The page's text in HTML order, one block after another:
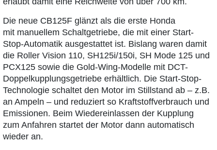
Die neue CB125F glänzt als die erste Honda
mit manuellem Schaltgetriebe, die mit einer Start-
Stop-Automatik ausgestattet ist. Bislang waren damit
die Roller Vision 110, SH125i/150i, SH Mode 125 und
PCX125 sowie die Gold-Wing-Modelle mit DCT-
Doppelkupplungsgetriebe erhältlich. Die Start-Stop-
Technologie schaltet den Motor im Stillstand ab – z.B.
an Ampeln – und reduziert so Kraftstoffverbrauch und
Emissionen. Beim Wiedereinlassen der Kupplung
zum Anfahren startet der Motor dann automatisch
wieder an.